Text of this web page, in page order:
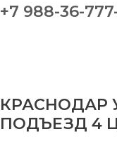
+7 988-36-
КРАСНОДАР
ПОДЪЕЗД 4